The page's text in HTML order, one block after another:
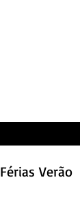
Férias Verão